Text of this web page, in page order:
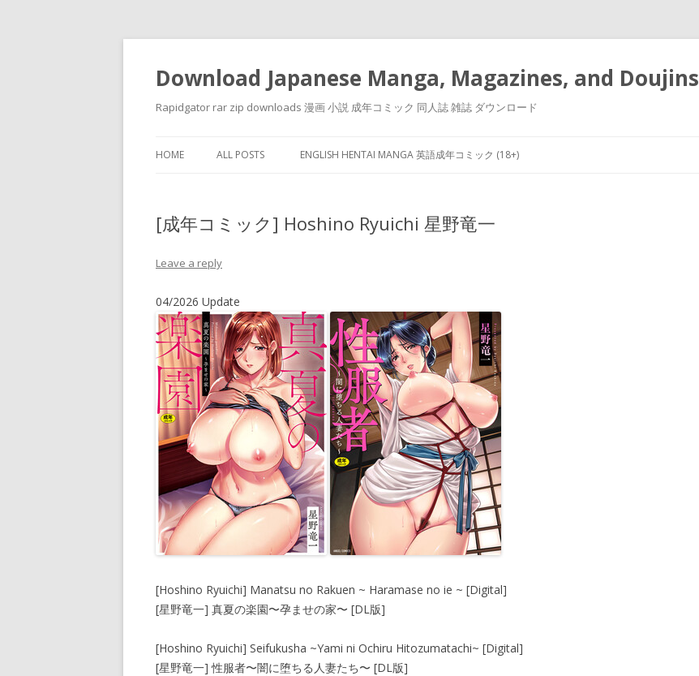
Download Japanese Manga, Magazines, and Doujins
Rapidgator rar zip downloads 漫画 小説 成年コミック 同人誌 雑誌 ダウンロード
HOME ALL POSTS ENGLISH HENTAI MANGA 英語成年コミック (18+)
[成年コミック] Hoshino Ryuichi 星野竜一
Leave a reply
04/2026 Update
[Hoshino Ryuichi] Manatsu no Rakuen ~ Haramase no ie ~ [Digital]
[星野竜一] 真夏の楽園〜孕ませの家〜 [DL版]
[Hoshino Ryuichi] Seifukusha ~Yami ni Ochiru Hitozumatachi~ [Digital]
[星野竜一] 性服者〜闇に堕ちる人妻たち〜 [DL版]